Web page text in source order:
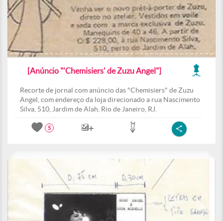
[Anúncio "'Chemisiers' de Zuzu Angel"]
Recorte de jornal com anúncio das "Chemisiers" de Zuzu
Angel, com endereço da loja direcionado a rua Nascimento
Silva, 510, Jardim de Alah, Rio de Janeiro, RJ.
5